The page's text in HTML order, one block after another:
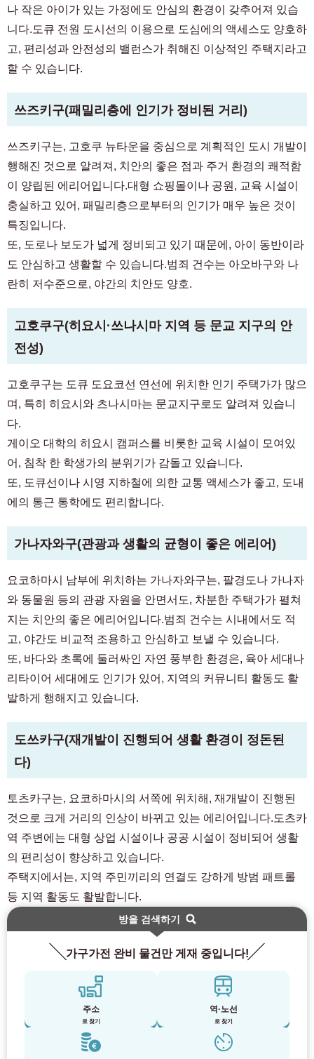
나 작은 아이가 있는 가정에도 안심의 환경이 갖추어져 있습
니다.도큐 전원 도시선의 이용으로 도심에의 액세스도 양호하
고, 편리성과 안전성의 밸런스가 취해진 이상적인 주택지라고
할 수 있습니다.
쓰즈키구(패밀리층에 인기가 정비된 거리)
쓰즈키구는, 고호쿠 뉴타운을 중심으로 계획적인 도시 개발이
행해진 것으로 알려져, 치안의 좋은 점과 주거 환경의 쾌적함
이 양립된 에리어입니다.대형 쇼핑몰이나 공원, 교육 시설이
충실하고 있어, 패밀리층으로부터의 인기가 매우 높은 것이
특징입니다.
또, 도로나 보도가 넓게 정비되고 있기 때문에, 아이 동반이라
도 안심하고 생활할 수 있습니다.범죄 건수는 아오바구와 나
란히 저수준으로, 야간의 치안도 양호.
고호쿠구(히요시·쓰나시마 지역 등 문교 지구의 안
전성)
고호쿠구는 도큐 도요코선 연선에 위치한 인기 주택가가 많으
며, 특히 히요시와 츠나시마는 문교지구로도 알려져 있습니
다.
게이오 대학의 히요시 캠퍼스를 비롯한 교육 시설이 모여있
어, 침착 한 학생가의 분위기가 감돌고 있습니다.
또, 도큐선이나 시영 지하철에 의한 교통 액세스가 좋고, 도내
에의 통근 통학에도 편리합니다.
가나자와구(관광과 생활의 균형이 좋은 에리어)
요코하마시 남부에 위치하는 가나자와구는, 팔경도나 가나자
와 동물원 등의 관광 자원을 안면서도, 차분한 주택가가 펼쳐
지는 치안의 좋은 에리어입니다.범죄 건수는 시내에서도 적
고, 야간도 비교적 조용하고 안심하고 보낼 수 있습니다.
또, 바다와 초록에 둘러싸인 자연 풍부한 환경은, 육아 세대나
리타이어 세대에도 인기가 있어, 지역의 커뮤니티 활동도 활
발하게 행해지고 있습니다.
도쓰카구(재개발이 진행되어 생활 환경이 정돈된
다)
토츠카구는, 요코하마시의 서쪽에 위치해, 재개발이 진행된
것으로 크게 거리의 인상이 바뀌고 있는 에리어입니다.도츠카
역 주변에는 대형 상업 시설이나 공공 시설이 정비되어 생활
의 편리성이 향상하고 있습니다.
주택지에서는, 지역 주민끼리의 연결도 강하게 방범 패트롤
등 지역 활동도 활발합니다.
방을 검색하기
가구가전 완비 물건만 게재 중입니다!
주소
로 찾기
역·노선
로 찾기